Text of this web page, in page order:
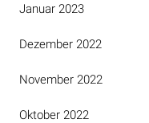
Januar 2023
Dezember 2022
November 2022
Oktober 2022